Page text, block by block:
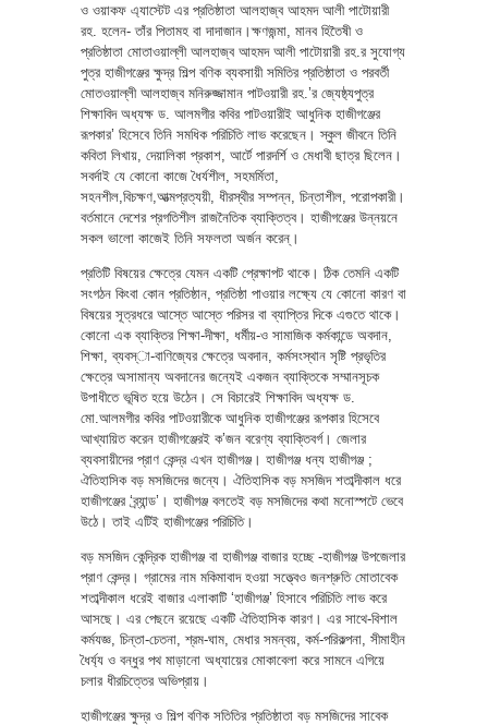
ও ওয়াকফ এ্যাস্টেট এর প্রতিষ্ঠাতা আলহাজ্ব আহমদ আলী পাটোয়ারী
রহ. হলেন- তাঁর পিতামহ বা দাদাজান।ক্ষণজন্মা, মানব হিতৈষী ও
প্রতিষ্ঠাতা মোতাওয়াল্লী আলহাজ্ব আহমদ আলী পাটোয়ারী রহ.র সুযোগ্য
পুত্র হাজীগঞ্জের ক্ষুদ্র শিল্প বণিক ব্যবসায়ী সমিতির প্রতিষ্ঠাতা ও পরবর্তী
মোতওয়াল্লী আলহাজ্ব মনিরুজ্জামান পাটওয়ারী রহ.’র জ্যেষ্ঠ্যপুত্র
শিক্ষাবিদ অধ্যক্ষ ড. আলমগীর কবির পাটওয়ারীই আধুনিক হাজীগঞ্জের
রূপকার’ হিসেবে তিনি সমধিক পরিচিতি লাভ করেছেন। স্কুল জীবনে তিনি
কবিতা লিখায়, দেয়ালিকা প্রকাশ, আর্টে পারদর্শি ও মেধাবী ছাত্র ছিলেন।
সবর্দাই যে কোনো কাজে ধৈর্যশীল, সহমর্মিতা,
সহনশীল,বিচক্ষণ,আত্মপ্রত্যয়ী, ধীরস্থীর সম্পন্ন, চিন্তাশীল, পরোপকারী।
বর্তমানে দেশের প্রগতিশীল রাজনৈতিক ব্যাক্তিত্ব। হাজীগঞ্জের উন্নয়নে
সকল ভালো কাজেই তিনি সফলতা অর্জন করেন্।
প্রতিটি বিষয়ের ক্ষেত্রে যেমন একটি প্রেক্ষাপট থাকে। ঠিক তেমনি একটি
সংগঠন কিংবা কোন প্রতিষ্ঠান, প্রতিষ্ঠা পাওয়ার লক্ষ্যে যে কোনো কারণ বা
বিষয়ের সূত্রধরে আস্তে আস্তে পরিসর বা ব্যাপ্তির দিকে এগুতে থাকে।
কোনো এক ব্যাক্তির শিক্ষা-দীক্ষা, ধর্মীয়-ও সামাজিক কর্মকান্ডে অবদান,
শিক্ষা, ব্যবস্া-বাণিজ্যের ক্ষেত্রে অবদান, কর্মসংস্থান সৃষ্টি প্রভৃতির
ক্ষেত্রে অসামান্য অবদানের জন্যেই একজন ব্যাক্তিকে সম্মানসূচক
উপাধীতে ভূষিত হয়ে উঠেন। সে বিচারেই শিক্ষাবিদ অধ্যক্ষ ড.
মো.আলমগীর কবির পাটওয়ারীকে আধুনিক হাজীগঞ্জের রূপকার হিসেবে
আখ্যায়িত করেন হাজীগঞ্জেরই ক’জন বরেণ্য ব্যাক্তিবর্গ। জেলার
ব্যবসায়ীদের প্রাণ কেন্দ্র এখন হাজীগঞ্জ। হাজীগঞ্জ ধন্য হাজীগঞ্জ ;
ঐতিহাসিক বড় মসজিদের জন্যে। ঐতিহাসিক বড় মসজিদ শতাব্দীকাল ধরে
হাজীগঞ্জের ‘ব্র্যান্ড’। হাজীগঞ্জ বলতেই বড় মসজিদের কথা মনোস্পটে ভেবে
উঠে। তাই এটিই হাজীগঞ্জের পরিচিতি।
বড় মসজিদ কেন্দ্রিক হাজীগঞ্জ বা হাজীগঞ্জ বাজার হচ্ছে -হাজীগঞ্জ উপজেলার
প্রাণ কেন্দ্র। গ্রামের নাম মকিমাবাদ হওয়া সত্ত্বেও জনশ্রুতি মোতাবেক
শতাব্দীকাল ধরেই বাজার এলাকাটি ‘হাজীগঞ্জ’ হিসাবে পরিচিতি লাভ করে
আসছে। এর পেছনে রয়েছে একটি ঐতিহাসিক কারণ। এর সাথে-বিশাল
কর্মযজ্ঞ, চিন্তা-চেতনা, শ্রম-ঘাম, মেধার সমন্বয়, কর্ম-পরিকল্পনা, সীমাহীন
ধৈর্য্য ও বন্ধুর পথ মাড়ানো অধ্যায়ের মোকাবেলা করে সামনে এগিয়ে
চলার ধীরচিত্তের অভিপ্রায়।
হাজীগঞ্জের ক্ষুদ্র ও শিল্প বণিক সতিতির প্রতিষ্ঠাতা বড় মসজিদের সাবেক